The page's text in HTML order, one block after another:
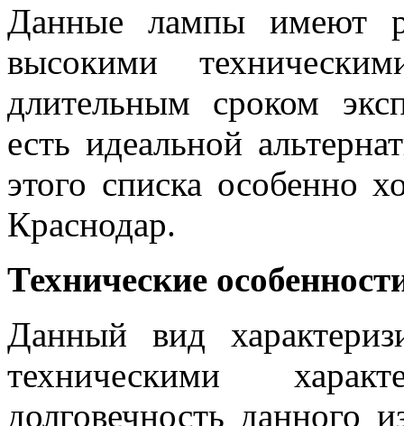
Данные лампы имеют
высокими
длительным сроком
есть идеальной
этого списка особенно
Краснодар.
Технические
Данный вид
техническими
долговечность данного